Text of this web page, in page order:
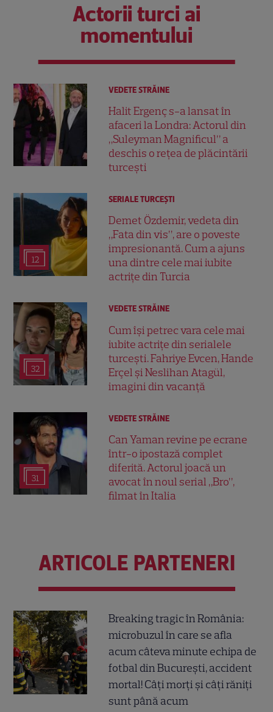
Actorii turci ai
momentului
VEDETE STRĂINE
Halit Ergenç s-a lansat în
afaceri la Londra: Actorul din
„Suleyman Magnificul” a
deschis o rețea de plăcintării
turcești
12
SERIALE TURCEŞTI
Demet Özdemir, vedeta din
„Fata din vis”, are o poveste
impresionantă. Cum a ajuns
una dintre cele mai iubite
actrițe din Turcia
32
VEDETE STRĂINE
Cum își petrec vara cele mai
iubite actrițe din serialele
turcești. Fahriye Evcen, Hande
Erçel și Neslihan Atagül,
imagini din vacanță
31
VEDETE STRĂINE
Can Yaman revine pe ecrane
într-o ipostază complet
diferită. Actorul joacă un
avocat în noul serial „Bro”,
filmat în Italia
ARTICOLE PARTENERI
Breaking tragic în România:
microbuzul în care se afla
acum câteva minute echipa de
fotbal din București, accident
mortal! Câți morți și câți răniți
sunt până acum